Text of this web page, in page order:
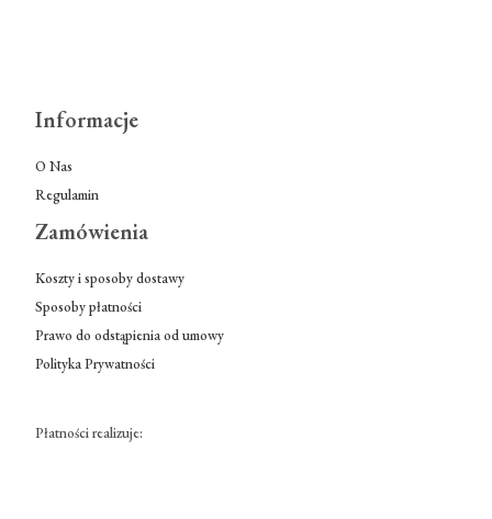
Informacje
O Nas
Regulamin
Zamówienia
Koszty i sposoby dostawy
Sposoby płatności
Prawo do odstąpienia od umowy
Polityka Prywatności
Płatności realizuje: